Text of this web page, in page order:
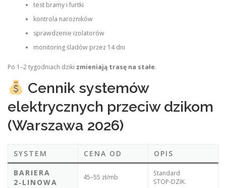
test bramy i furtki
kontrola narożników
sprawdzenie izolatorów
monitoring śladów przez 14 dni
Po 1–2 tygodniach dziki zmieniają trasę na stałe.
Cennik systemów
elektrycznych przeciw dzikom
(Warszawa 2026)
SYSTEM CENA OD
OPIS
BARIERA
2‑LINOWA
45–55 zł/mb
Standard
STOP‑DZIK.